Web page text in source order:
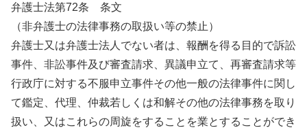
弁護士法第72条 条文
（非弁護士の法律事務の取扱い等の禁止）
弁護士又は弁護士法人でない者は、報酬を得る目的で訴訟
事件、非訟事件及び審査請求、異議申立て、再審査請求等
行政庁に対する不服申立事件その他一般の法律事件に関し
て鑑定、代理、仲裁若しくは和解その他の法律事務を取り
扱い、又はこれらの周旋をすることを業とすることができ